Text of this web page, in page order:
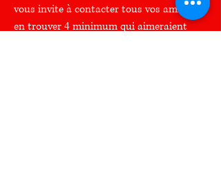
vous invite à contacter tous vos amis et
en trouver 4 minimum qui aimeraient